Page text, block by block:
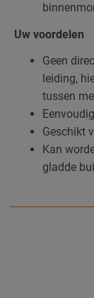
Uw voordelen
Geen
leiding,
tussen
Geschikt
Kan
gladde